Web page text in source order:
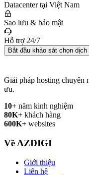
Datacenter tại Việt Nam
Sao lưu & bảo mật
Hỗ trợ 24/7
Bắt đầu khảo sát chọn
Giải pháp hosting chuyên
ưu.
10+ năm kinh nghiệm
80K+ khách hàng
600K+ websites
Về AZDIGI
Giới thiệu
Liên hệ